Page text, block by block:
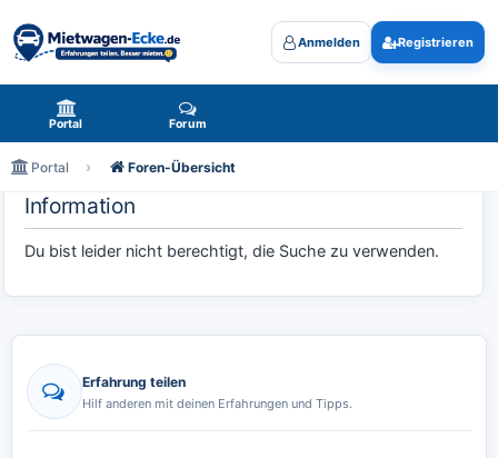
Mietwagen-Ecke.de - das Forum rund um Mietwagen Anmelden Registrieren
Portal Forum
Portal Foren-Übersicht
Information
Du bist leider nicht berechtigt, die Suche zu verwenden.
Erfahrung teilen
Hilf anderen mit deinen Erfahrungen und Tipps.